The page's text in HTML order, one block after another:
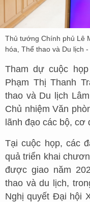
Thủ tướng Chính phủ Lê
hóa, Thể thao và Du lịch
Tham dự cuộc
Phạm Thị Thanh
thao và Du lịch
Chủ nhiệm Văn
lãnh đạo các bộ, cơ
Tại cuộc họp, các
quả triển khai
được giao năm
thao và du lịch,
Nghị quyết Đại hội